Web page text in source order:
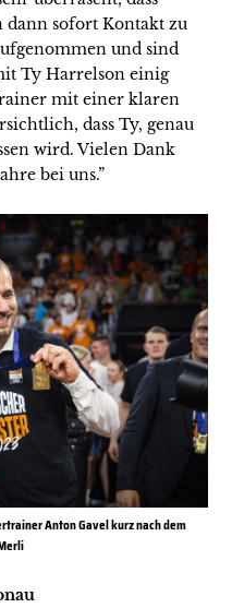
dann sofort Kontakt zu
und sind
Ty Harrelson einig
mit einer klaren
dass Ty, genau
wird. Vielen Dank
bei uns.”
Anton Gavel kurz nach dem